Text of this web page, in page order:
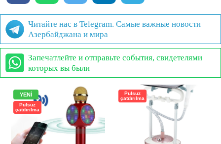
Читайте нас в Telegram. Самые важные новости
Азербайджана и мира
Запечатлейте и отправьте события, свидетелями
которых вы были